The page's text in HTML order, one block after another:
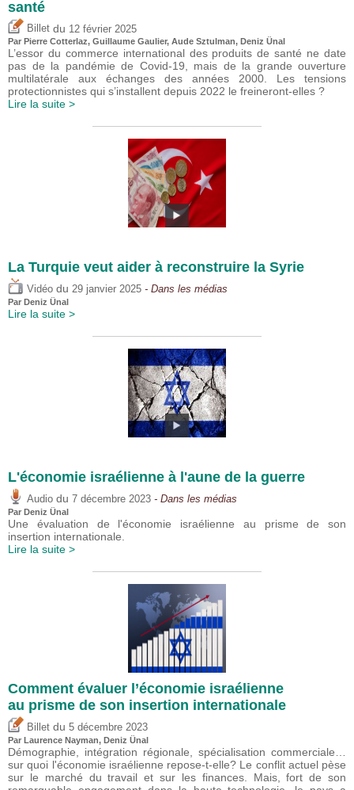
santé
Billet du 12 février 2025
Par Pierre Cotterlaz, Guillaume Gaulier, Aude Sztulman, Deniz Ünal
L’essor du commerce international des produits de santé ne date
pas de la pandémie de Covid-19, mais de la grande ouverture
multilatérale aux échanges des années 2000. Les tensions
protectionnistes qui s’installent depuis 2022 le freineront-elles ?
Lire la suite >
La Turquie veut aider à reconstruire la Syrie
Vidéo du 29 janvier 2025 - Dans les médias
Par Deniz Ünal
Lire la suite >
L'économie israélienne à l'aune de la guerre
Audio du 7 décembre 2023 - Dans les médias
Par Deniz Ünal
Une évaluation de l'économie israélienne au prisme de son
insertion internationale.
Lire la suite >
Comment évaluer l’économie israélienne
au prisme de son insertion internationale
Billet du 5 décembre 2023
Par Laurence Nayman, Deniz Ünal
Démographie, intégration régionale, spécialisation commerciale…
sur quoi l'économie israélienne repose-t-elle? Le conflit actuel pèse
sur le marché du travail et sur les finances. Mais, fort de son